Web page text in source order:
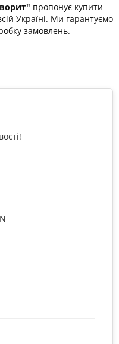
пропонує купити
Україні. Ми гарантуємо
замовлень.​